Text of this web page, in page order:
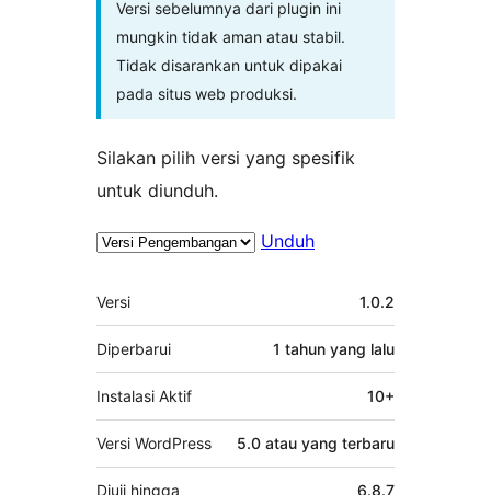
Versi sebelumnya dari plugin ini
mungkin tidak aman atau stabil.
Tidak disarankan untuk dipakai
pada situs web produksi.
Silakan pilih versi yang spesifik
untuk diunduh.
Unduh
Meta
Versi 1.0.2
Diperbarui 1 tahun yang lalu
Instalasi Aktif 10+
Versi WordPress 5.0 atau yang terbaru
Diuji hingga 6.8.7